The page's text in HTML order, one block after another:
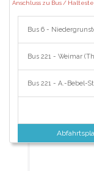
Anschluss zu Bus /
Bus 6 -
Bus 221 - Weimar
Bus 221 - A.-Bebel-